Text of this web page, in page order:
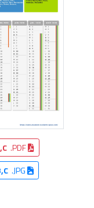
.PDF
.JPG